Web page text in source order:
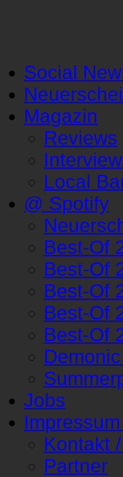
Social
Magazin
Reviews
Local
@ Spotify
Best-Of
Best-Of
Best-Of
Best-Of
Best-Of
Jobs
Kontakt
Partner